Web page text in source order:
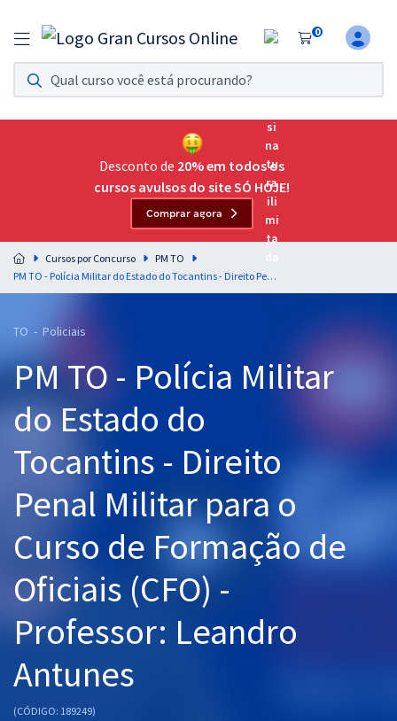
0
Assinatura Ilimitada 11
Acesso a todos os cursos. Teste grátis por 7 dias!
Assinatura OAB Até Passar
Acesso ilimitado a toda preparação para o Exame da
Residências Multiprofissionais
Preparação completa e intensiva para as principais
residências em saúde do Brasil
Cursos 20% OFF
Pós
Graduação
OAB
Questões grátis
Conteúdo gratuito
Aprovados
Desconto de 20% em todos os
cursos avulsos do site SÓ HOJE!
Comprar agora
Cursos por Concurso
PM TO
PM TO - Polícia Militar do Estado do Tocantins - Direito Penal Militar para o Curso de Formação de Oficiais (CFO) - Professor: Leandro Antunes
TO - Policiais
PM TO - Polícia Militar
do Estado do
Tocantins - Direito
Penal Militar para o
Curso de Formação de
Oficiais (CFO) -
Professor: Leandro
Antunes
(CÓDIGO: 189249)